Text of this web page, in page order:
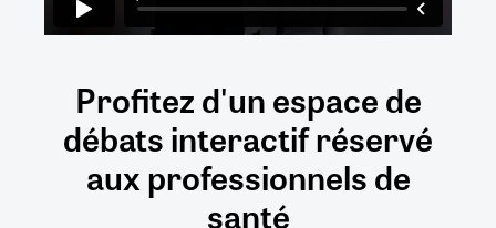
Profitez d'un espace de
débatsinteractifréservé
auxprofessionnels de
santé